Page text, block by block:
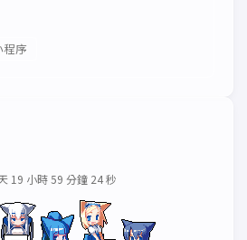
程序
19 小時 59 分鐘 24 秒